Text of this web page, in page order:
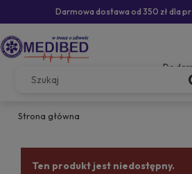
Darmowa dostawa od 350 zł dla
Do
Strona główna
Ten produkt jest niedostępny.